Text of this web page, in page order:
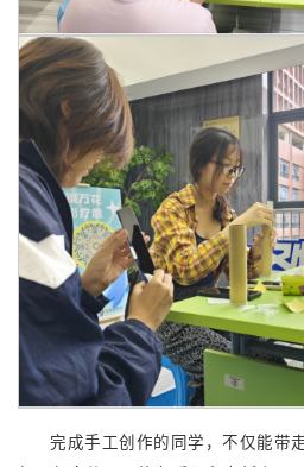
完成手工创作的同学，不仅能带